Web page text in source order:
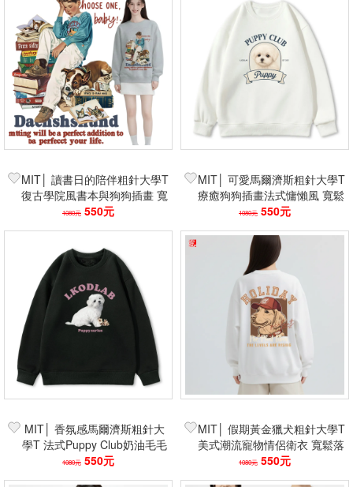
MIT│ 讀書日的陪伴粗針大學T
復古學院風書本與狗狗插畫 寬
鬆落肩重磅保暖上衣情侶款
1080元 550元
MIT│ 可愛馬爾濟斯粗針大學T
療癒狗狗插畫法式慵懶風 寬鬆
落肩重磅保暖上衣情侶款
1080元 550元
MIT│ 香氛感馬爾濟斯粗針大
學T 法式Puppy Club奶油毛毛
犬 寬鬆落肩療癒狗狗情侶款
1080元 550元
MIT│ 假期黃金獵犬粗針大學T
美式潮流寵物情侶衛衣 寬鬆落
肩休閒款
1080元 550元